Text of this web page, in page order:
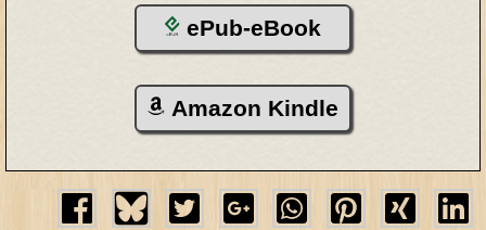
ePub-eBook
Amazon Kindle